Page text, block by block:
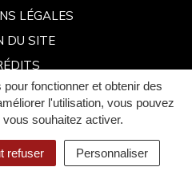
fonctionner et obtenir des
l'utilisation, vous pouvez
souhaitez activer.
refuser Personnaliser
LÉGALES
DU SITE
CONFORME